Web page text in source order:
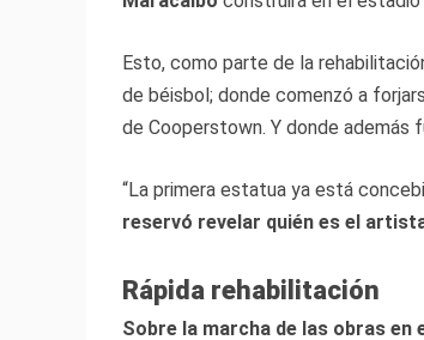
Esto, como parte de la
de béisbol; donde comenzó a
de Cooperstown. Y donde además
“La primera estatua ya está
reservó revelar quién es el
Rápida rehabilitación
Sobre la marcha de las obras